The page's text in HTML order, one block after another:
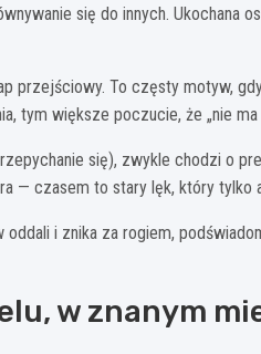
się do innych. Ukochana
przejściowy. To częsty motyw,
tym większe poczucie, że „nie
się), zwykle chodzi o
— czasem to stary lęk, który tylko
i znika za rogiem,
w znanym